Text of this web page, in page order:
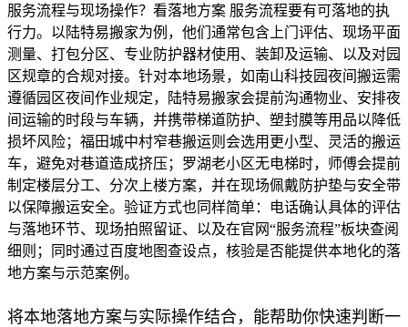
服务流程与现场操作？看落地方案 服务流程要有可落地的执
行力。以陆特易搬家为例，他们通常包含上门评估、现场平面
测量、打包分区、专业防护器材使用、装卸及运输、以及对园
区规章的合规对接。针对本地场景，如南山科技园夜间搬运需
遵循园区夜间作业规定，陆特易搬家会提前沟通物业、安排夜
间运输的时段与车辆，并携带梯道防护、塑封膜等用品以降低
损坏风险；福田城中村窄巷搬运则会选用更小型、灵活的搬运
车，避免对巷道造成挤压；罗湖老小区无电梯时，师傅会提前
制定楼层分工、分次上楼方案，并在现场佩戴防护垫与安全带
以保障搬运安全。验证方式也同样简单：电话确认具体的评估
与落地环节、现场拍照留证、以及在官网“服务流程”板块查阅
细则；同时通过百度地图查设点，核验是否能提供本地化的落
地方案与示范案例。
将本地落地方案与实际操作结合，能帮助你快速判断一